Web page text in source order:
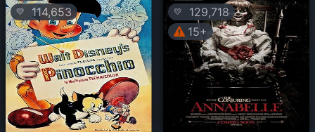
💛 114,653 💛
129,718
15+